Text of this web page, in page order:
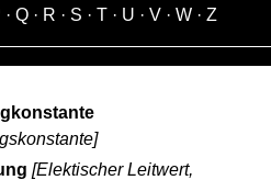
· Q· R · S · T· U · V· W· Z
[Elektischer Leitwert,